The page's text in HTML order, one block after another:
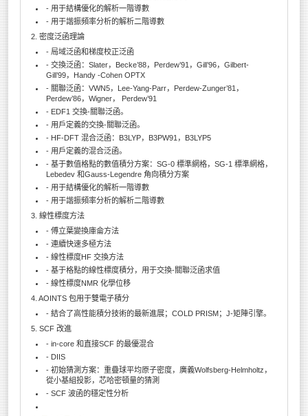
- 用于結構優化的解析一階導數
- 用于諧振頻率分析的解析二階導數
2. 密度泛函理論
- 局域泛函和梯度校正泛函
- 交換泛函：Slater，Becke’88，Perdew’91，Gill’96，Gilbert-
Gill’99，Handy -Cohen OPTX
- 關聯泛函：VWN5，Lee-Yang-Parr，Perdew-Zunger’81，
Perdew’86，Wigner， Perdew’91
- EDF1 交換-關聯泛函。
- 用戶定義的交換-關聯泛函。
- HF-DFT 混合泛函：B3LYP，B3PW91，B3LYP5
- 用戶定義的混合泛函。
- 基于數值格點的數值積分方案：SG-0 標準網格，SG-1 標準網格，
Lebedev 和Gauss-Legendre 角向積分方案
- 用于結構優化的解析一階導數
- 用于諧振頻率分析的解析二階導數
3. 線性標度方法
- 傅立葉變換庫侖方法
- 連續快速多極方法
- 線性標度HF 交換方法
- 基于格點的線性標度積分，用于交換-關聯泛函求值
- 線性標度NMR 化學位移
4. AOINTS 包用于雙電子積分
- 結合了高性能積分技術的最新進展；COLD PRISM；J-矩陣引擎。
5. SCF 改進
- in-core 和直接SCF 的最優混合
- DIIS
- 初始猜測方案：重疊球平均原子密度，廣義Wolfsberg-Helmholtz，
從小基組投影，芯哈密頓量的猜測
- SCF 波函的穩定性分析